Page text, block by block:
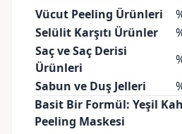
Vücut Peeling Ürünleri
Selülit Karşıtı Ürünler
Saç ve Saç Derisi
Ürünleri
Sabun ve Duş Jelleri
Basit Bir Formül: Yeşil
Peeling Maskesi